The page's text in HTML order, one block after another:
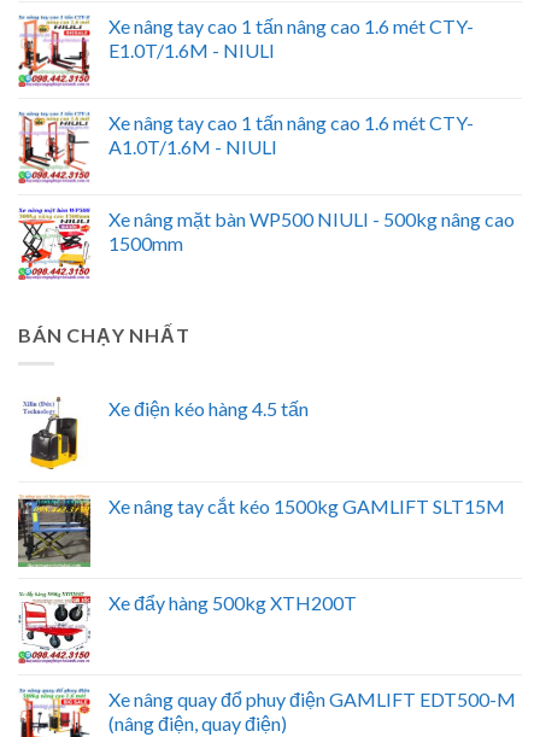
Xe nâng tay cao 1 tấn nâng cao 1.6 mét CTY-
E1.0T/1.6M - NIULI
Xe nâng tay cao 1 tấn nâng cao 1.6 mét CTY-
A1.0T/1.6M - NIULI
Xe nâng mặt bàn WP500 NIULI - 500kg nâng cao
1500mm
BÁN CHẠY NHẤT
Xe điện kéo hàng 4.5 tấn
Xe nâng tay cắt kéo 1500kg GAMLIFT SLT15M
Xe đẩy hàng 500kg XTH200T
Xe nâng quay đổ phuy điện GAMLIFT EDT500-M
(nâng điện, quay điện)